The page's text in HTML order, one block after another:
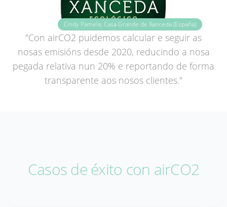
Cindy Pamela, Casa Grande de Xanceda (España)
"Con airCO2 puidemos calcular e seguir as
nosas emisións desde 2020, reducindo a nosa
pegada relativa nun 20% e reportando de forma
transparente aos nosos clientes."
Casos de éxito con airCO2